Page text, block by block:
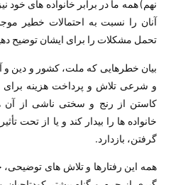
نھم) ھمه ما در برابر خانواده ھای خود
آنان را نسبت به احتمالات خطیر
تحمل مشکلات را برای ایشان توضیح
بیان خطرھایی که ملت، کشور و دین و
و شرعی تلاش و پرداخت ھزینه برای
کاستن از رنج و سختی ناشی از آن
خانواده ھا را بیدار کند و یا از تحت
گرفتن، بازدارد.
ھمه این رفتارھا و تلاش ھای